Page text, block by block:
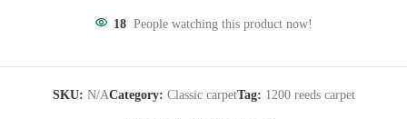
18 People watching this product now!
SKU: N/ACategory: Classic carpetTag: 1200 reeds carpet